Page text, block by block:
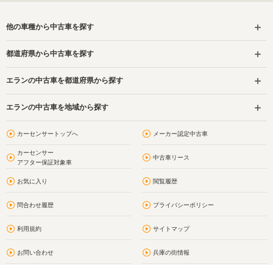
他の車種から中古車を探す
都道府県から中古車を探す
エランの中古車を都道府県から探す
エランの中古車を地域から探す
カーセンサートップへ メーカー認定中古車
カーセンサー
アフター保証対象車
中古車リース
お気に入り 閲覧履歴
問合わせ履歴 プライバシーポリシー
利用規約 サイトマップ
お問い合わせ 兵庫の街情報